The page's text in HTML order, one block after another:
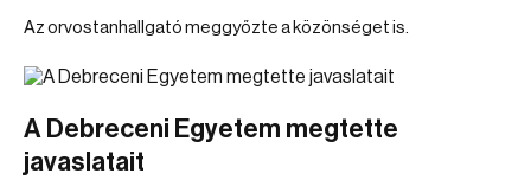
Az orvostanhallgató meggyőzte a közönséget is.
A Debreceni Egyetem megtette
javaslatait